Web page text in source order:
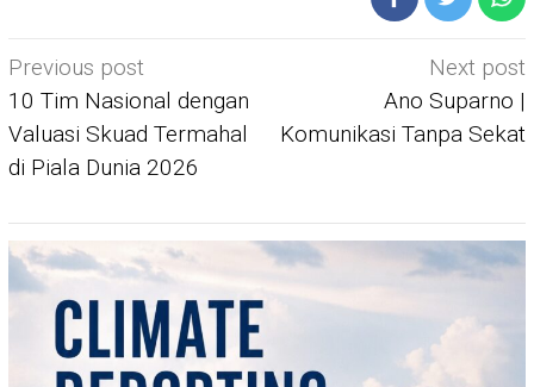
Post
navigation
Previous post
10 Tim Nasional dengan
Valuasi Skuad Termahal
di Piala Dunia 2026
Next post
Ano Suparno |
Komunikasi Tanpa Sekat